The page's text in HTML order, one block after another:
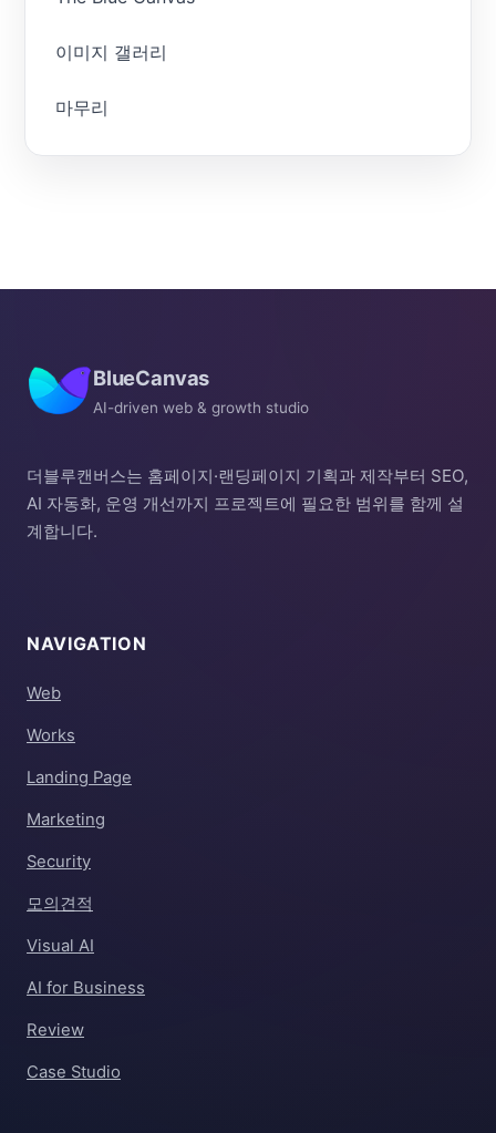
이미지 갤러리
마무리
BlueCanvas
AI-driven web & growth studio
더블루캔버스는 홈페이지·랜딩페이지 기획과 제작부터 SEO,
AI 자동화, 운영 개선까지 프로젝트에 필요한 범위를 함께 설
계합니다.
NAVIGATION
Web
Works
Landing Page
Marketing
Security
모의견적
Visual AI
AI for Business
Review
Case Studio